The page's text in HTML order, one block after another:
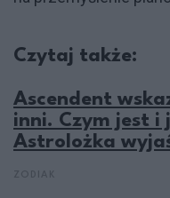
Czytaj także:
Ascendent
inni. Czym jest i
Astrolożka